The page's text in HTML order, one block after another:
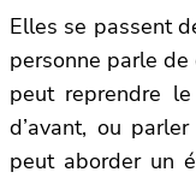
Elles se passent
personne parle
peut reprendre
d’avant, ou
peut aborder un